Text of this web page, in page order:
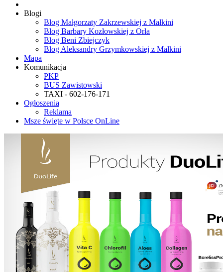
Blogi
Blog Małgorzaty Zakrzewskiej z Małkini
Blog Barbary Kozłowskiej z Orła
Blog Beni Zbiejczyk
Blog Aleksandry Grzymkowskiej z Małkini
Mapa
Komunikacja
PKP
BUS Zawistowski
TAXI - 602-176-171
Ogłoszenia
Reklama
Msze święte w Polsce OnLine